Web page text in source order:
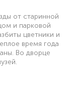
от старинной
и парковой
цветники и
время года
Во дворце